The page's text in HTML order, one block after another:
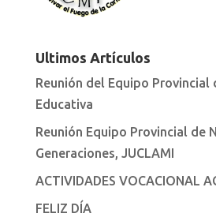
Ultimos Artículos
Reunión del Equipo Provincial
Educativa
Reunión Equipo Provincial de
Generaciones, JUCLAMI
ACTIVIDADES VOCACIONAL
FELIZ DÍA